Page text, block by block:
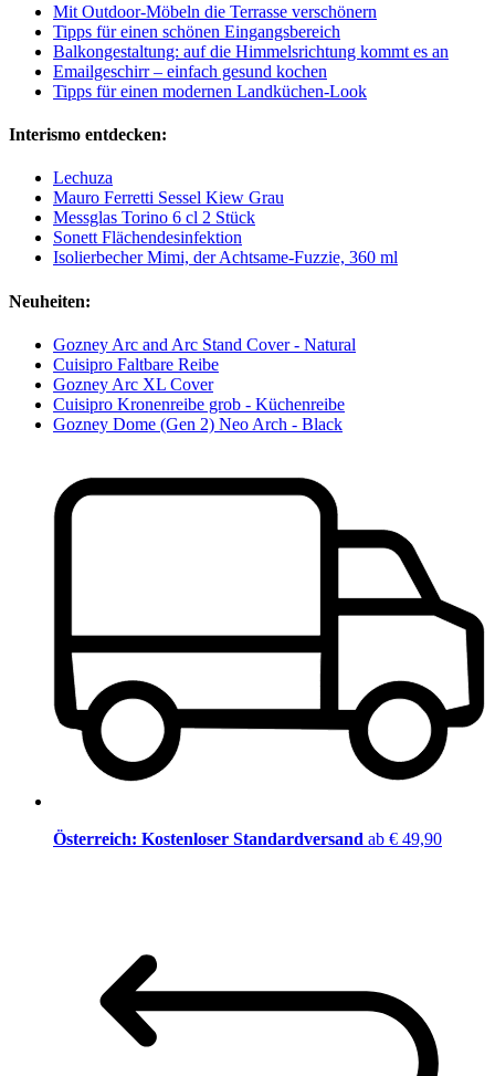
Mit Outdoor-Möbeln die Terrasse verschönern
Tipps für einen schönen Eingangsbereich
Balkongestaltung: auf die Himmelsrichtung kommt es an
Emailgeschirr – einfach gesund kochen
Tipps für einen modernen Landküchen-Look
Interismo entdecken:
Lechuza
Mauro Ferretti Sessel Kiew Grau
Messglas Torino 6 cl 2 Stück
Sonett Flächendesinfektion
Isolierbecher Mimi, der Achtsame-Fuzzie, 360 ml
Neuheiten:
Gozney Arc and Arc Stand Cover - Natural
Cuisipro Faltbare Reibe
Gozney Arc XL Cover
Cuisipro Kronenreibe grob - Küchenreibe
Gozney Dome (Gen 2) Neo Arch - Black
Österreich: Kostenloser Standardversand ab € 49,90